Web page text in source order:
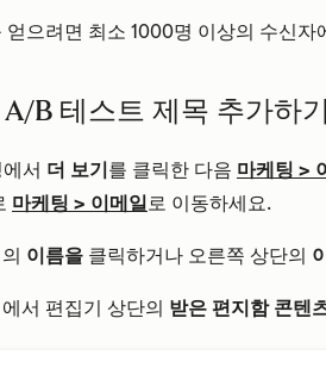
얻으려면 최소 1000명 이상의 수신자
B 테스트 제목 추가하기
서 더 보기를 클릭한 다음 마케팅 >
마케팅 > 이메일로 이동하세요.
이름을 클릭하거나 오른쪽 상단의
서 편집기 상단의 받은 편지함 콘텐